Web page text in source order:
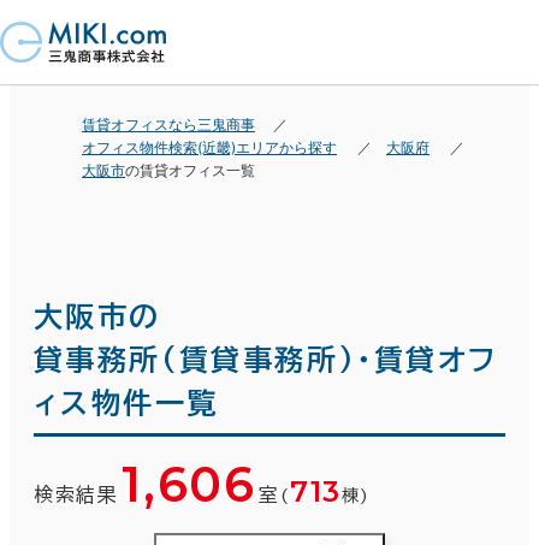
賃貸オフィスなら三鬼商事
オフィス物件検索(近畿)エリアから探す
大阪府
大阪市の賃貸オフィス一覧
大阪市の
貸事務所(賃貸事務所)・賃貸オフ
ィス物件一覧
検索結果 1,606 室 ( 713 棟)